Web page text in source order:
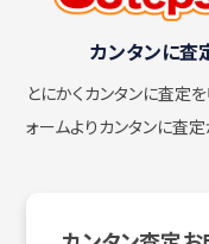
カンタンに査
とにかくカンタンに査定
ォームよりカンタンに査